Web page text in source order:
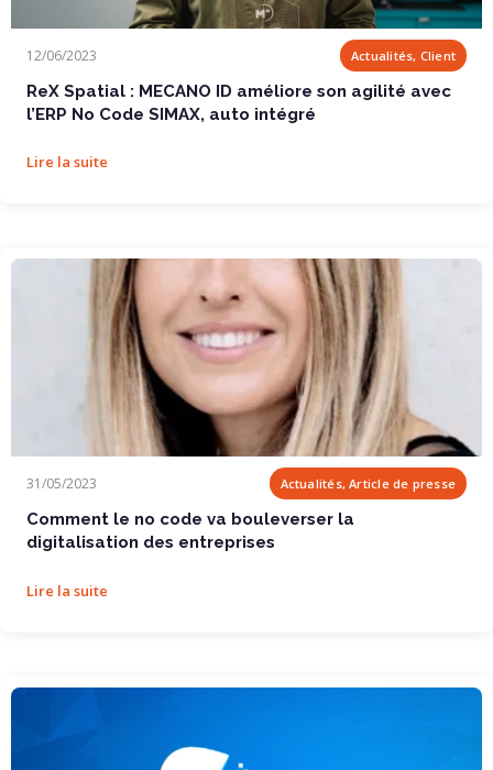
12/06/2023 Actualités, Client
ReX Spatial : MECANO ID améliore son agilité avec
l’ERP No Code SIMAX, auto intégré
Lire la suite
31/05/2023 Actualités, Article de presse
Comment le no code va bouleverser la
digitalisation des entreprises
Lire la suite